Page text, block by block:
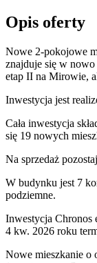
Opis oferty
Nowe 2-pokojowe
znajduje się w nowo
etap II na Mirowie,
Inwestycja jest
Cała inwestycja
się 19 nowych
Na sprzedaż
W budynku jest 7
podziemne.
Inwestycja Chronos
4 kw. 2026 roku
Nowe mieszkanie o